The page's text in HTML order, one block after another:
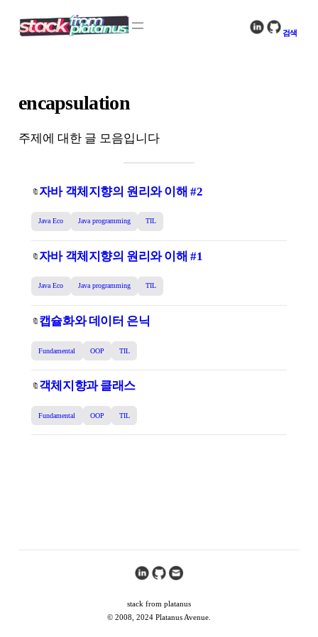
검색
encapsulation
주제에 대한 글 모음입니다
🔖 자바 객체지향의 원리와 이해 #2
Java Eco Java programming TIL
🔖 자바 객체지향의 원리와 이해 #1
Java Eco Java programming TIL
🔖 캡슐화와 데이터 은닉
Fundamental OOP TIL
🔖 객체지향과 클래스
Fundamental OOP TIL
stack from platanus
© 2008, 2024 Platanus Avenue.